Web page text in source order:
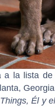
a la lista de
Él y